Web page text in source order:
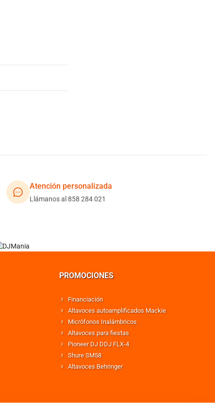
Atención personalizada
Llámanos al 858 284 021
PROMOCIONES
Financiación
Altavoces autoamplificados Mackie
Micrófonos Inalámbricos
Altavoces para fiestas
Pioneer DJ DDJ FLX-4
Shure SM58
Altavoces Behringer